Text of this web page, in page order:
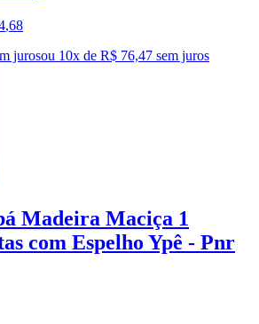
,68
jurosou 10x de R$ 76,47 sem juros
Madeira Maciça 1
com Espelho Ypê - Pnr